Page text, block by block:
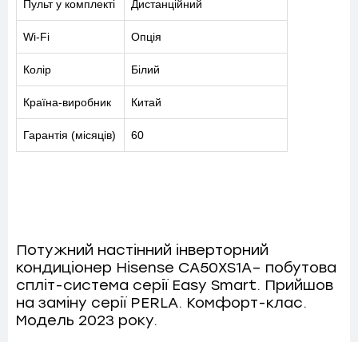
Пульт у комплекті Дистанційний
Wi-Fi Опція
Колір Білий
Країна-виробник Китай
Гарантія (місяців) 60
Потужний настінний інверторний
кондиціонер Hisense CA50XS1A– побутова
спліт-система серії Easy Smart. Прийшов
на заміну серії PERLA. Комфорт-клас.
Модель 2023 року.